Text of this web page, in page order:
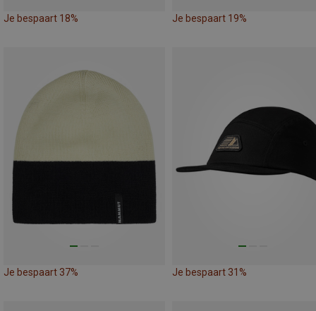
Je bespaart 18% Je bespaart 19%
Je bespaart 37% Je bespaart 31%